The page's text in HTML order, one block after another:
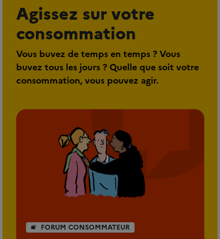
Agissez sur votre
consommation
Vous buvez de temps en temps ? Vous
buvez tous les jours ? Quelle que soit votre
consommation, vous pouvez agir.
FORUM CONSOMMATEUR